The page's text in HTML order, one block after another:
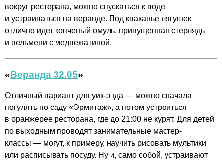
вокруг ресторана, можно спускаться к воде
и устраиваться на веранде. Под кваканье лягушек
отлично идет копченый омуль, припущенная стерлядь
и пельмени с медвежатиной.
«Веранда 32.05»
Отличный вариант для уик-энда — можно сначала
погулять по саду «Эрмитаж», а потом устроиться
в оранжерее ресторана, где до 21:00 не курят. Для детей
по выходным проводят занимательные мастер-
классы — могут, к примеру, научить рисовать мультики
или расписывать посуду. Ну и, само собой, устраивают